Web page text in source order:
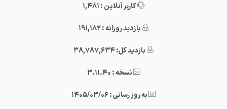
کاربر آنلاین : 1,481
بازدید روزانه : 191,182
بازدید کل: 38,787,634
نسخه : 3.11.40
به روز رسانی : 1405/03/06